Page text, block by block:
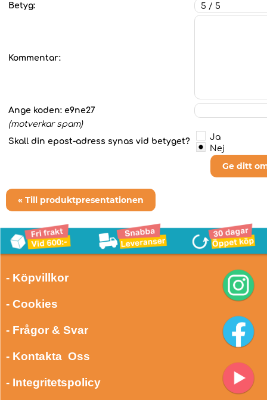
Betyg:
Kommentar:
Ange koden: e9ne27
(motverkar spam)
Skall din epost-adress synas vid betyget?
Ja
Nej
Ge ditt
« Till produktpresentationen
- Köpvillkor
- Cookies
- Frågor & Svar
- Kontakta Oss
- Integritetspolicy